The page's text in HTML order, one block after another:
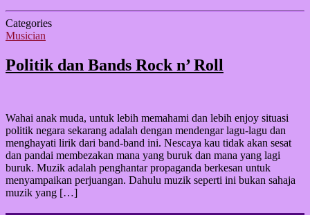
Categories
Musician
Politik dan Bands Rock n’ Roll
Wahai anak muda, untuk lebih memahami dan lebih enjoy situasi
politik negara sekarang adalah dengan mendengar lagu-lagu dan
menghayati lirik dari band-band ini. Nescaya kau tidak akan sesat
dan pandai membezakan mana yang buruk dan mana yang lagi
buruk. Muzik adalah penghantar propaganda berkesan untuk
menyampaikan perjuangan. Dahulu muzik seperti ini bukan sahaja
muzik yang […]